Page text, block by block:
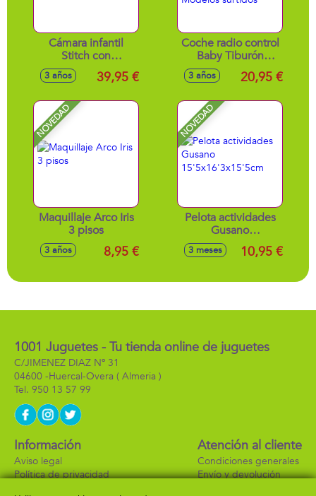
Cámara infantil
Stitch con
protección
3 años 39,95 €
Coche radio control
Baby Tiburón
23x16x18cm -
Modelos surtidos
3 años 20,95 €
NOVEDAD
Maquillaje Arco Iris
3 pisos
3 años 8,95 €
NOVEDAD
Pelota actividades
Gusano
15'5x16'3x15'5cm
3 meses 10,95 €
1001 Juguetes - Tu tienda online de juguetes
C/JIMENEZ DIAZ Nº 31
04600 -Huercal-Overa ( Almeria )
950 13 57 99
Información
Aviso legal
Política de privacidad
Atención al cliente
Condiciones generales
Envío y devolución